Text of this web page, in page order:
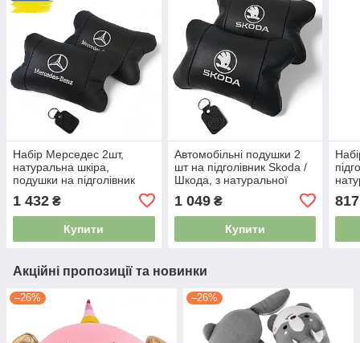
Набір Мерседес 2шт,
натуральна шкіра,
подушки на підголівник
Mercedes-Benz 5058535
1 432 ₴
Купити
Автомобільні подушки 2
шт на підголівник Skoda /
Шкода, з натуральної
шкіри, стильний аксесуар
для вашого авто 5059121
1 049₴
Купити
817
Акційні пропозиції та новинки
–26% –26%